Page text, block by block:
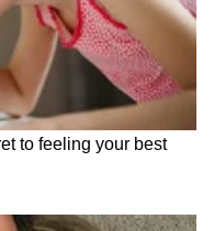
लक्ष द्या
वायू सोडतात,
पूर्ण पिकलेले आंबे
पिकलेला आंबा जो
कैऱ्यांना वेळेआधीच
सफरचंद आणि केळी
आंबे त्यांच्यापासूनही